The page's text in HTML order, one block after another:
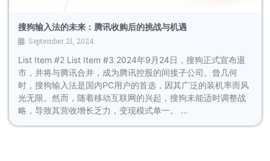
搜狗输入法的未来：腾讯收购后的挑战与机遇
September 21, 2024
List Item #2 List Item #3 2024年9月24日，搜狗正式宣布退
市，并将与腾讯合并，成为腾讯控股的间接子公司。曾几何
时，搜狗输入法是国内PC用户的首选，因其广泛的装机率而风
光无限。然而，随着移动互联网的兴起，搜狗未能适时调整战
略，导致其营收增长乏力，变现模式单一。 …